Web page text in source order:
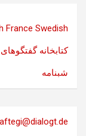
France Swedish
کتابخانه
شبنامه